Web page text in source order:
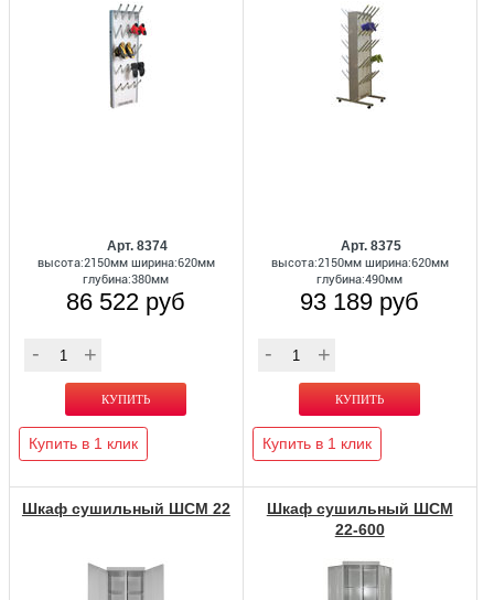
Арт. 8374
высота:2150мм ширина:620мм
глубина:380мм
86 522 руб
Купить в 1 клик
Арт. 8375
высота:2150мм ширина:620мм
глубина:490мм
93 189 руб
Купить в 1 клик
Шкаф сушильный ШСМ 22
Шкаф сушильный ШСМ
22-600